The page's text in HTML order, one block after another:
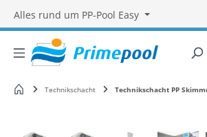
Alles rund um PP-Pool Easy
StartseiteTechnikschacht Technikschacht PP